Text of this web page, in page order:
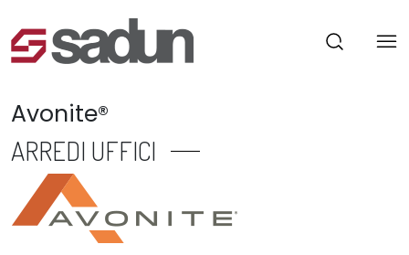
Avonite®
ARREDI UFFICI